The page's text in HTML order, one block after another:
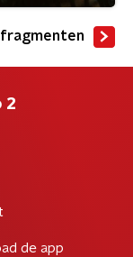
2
de app